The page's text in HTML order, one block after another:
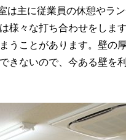
は主に従業員の休憩やラ
様々な打ち合わせをしま
うことがあります。壁の
きないので、今ある壁を